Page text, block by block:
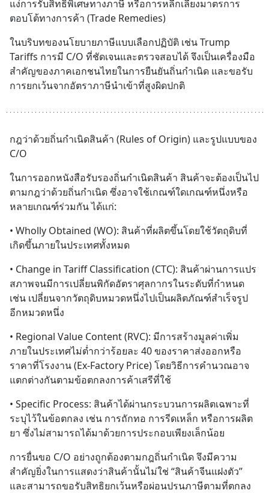
แง่การรับสิทธิพิเศษทางภาษี หรือการหลีกเลี่ยงมาตรการ
ตอบโต้ทางการค้า (Trade Remedies)
ในบริบทของนโยบายภาษีแบบเลือกปฏิบัติ เช่น Trump
Tariffs การมี C/O ที่ชัดเจนและตรวจสอบได้ จึงเป็นเครื่องมือ
สำคัญของภาคเอกชนไทยในการยืนยันถิ่นกำเนิด และขอรับ
การยกเว้นจากอัตราภาษีนำเข้าที่สูงผิดปกติ
กฎว่าด้วยถิ่นกำเนิดสินค้า (Rules of Origin) และรูปแบบของ
C/O
ในการออกหนังสือรับรองถิ่นกำเนิดสินค้า สินค้าจะต้องเป็นไป
ตามกฎว่าด้วยถิ่นกำเนิด ซึ่งอาจใช้เกณฑ์ใดเกณฑ์หนึ่งหรือ
หลายเกณฑ์ร่วมกัน ได้แก่:
• Wholly Obtained (WO): สินค้าที่ผลิตขึ้นโดยใช้วัตถุดิบที่
เกิดขึ้นภายในประเทศทั้งหมด
• Change in Tariff Classification (CTC): สินค้าผ่านการแปร
สภาพจนมีการเปลี่ยนพิกัดอัตราศุลกากรในระดับที่กำหนด
เช่น เปลี่ยนจากวัตถุดิบหมวดหนึ่งไปเป็นผลิตภัณฑ์สำเร็จรูป
อีกหมวดหนึ่ง
• Regional Value Content (RVC): มีการสร้างมูลค่าเพิ่ม
ภายในประเทศไม่ต่ำกว่าร้อยละ 40 ของราคาส่งออกหรือ
ราคาที่โรงงาน (Ex-Factory Price) โดยวิธีการคำนวณอาจ
แตกต่างกันตามข้อตกลงการค้าเสรีที่ใช้
• Specific Process: สินค้าได้ผ่านกระบวนการผลิตเฉพาะที่
ระบุไว้ในข้อตกลง เช่น การถักทอ การรีดเหล็ก หรือการผลิต
ยา ซึ่งไม่สามารถได้มาด้วยการประกอบเพียงเล็กน้อย
การยื่นขอ C/O อย่างถูกต้องตามกฎถิ่นกำเนิด จึงมีความ
สำคัญยิ่งในการแสดงว่าสินค้านั้นไม่ใช่ “สินค้าจีนแฝงตัว”
และสามารถขอรับสิทธิยกเว้นหรือผ่อนปรนภาษีตามที่ตกลง